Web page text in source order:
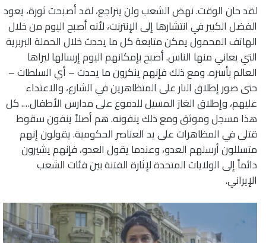
لقد حان الوقت. نهض الشعب ولن يتراجع، لقد أصبحت ثورة، يعود
الفضل الكبير في انتشارها إلى الإنترنت، لأنه أصبح اليوم من خلال
الهاتف المحمول يمكن متابعة كل ما يحدث خلال الحملة البربرية
التي يعاني منها الناس. أصبح بإمكانهم اليوم إرسالها ليراها
العالم بأسره. ومع ذلك فإنهم ينكرون ما يحدث – أي السلطات –
حتى صور إطلاق النار على المتظاهرين في الشارع، والاعتداء
عليهم، وإطلاق الغاز المسيل للدموع على مدارس الأطفال…. كل
هذا مسجل وموثق ومع ذلك ينفونه. هم أصلاً ينفون سقوط
قتلى في المظاهرات على يد العناصر الحكومية. يقولون إنهم
متسللون أرسلهم العدو، وعندما يقول العدو، فإنهم يشيرون
دائماً إلى الولايات المتحدة لإثارة الفتنة بين فئات الشعب
الإيراني.